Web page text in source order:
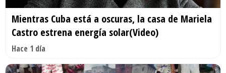
Mientras Cuba está a oscuras, la casa de Mariela
Castro estrena energía solar(Video)
Hace 1 día